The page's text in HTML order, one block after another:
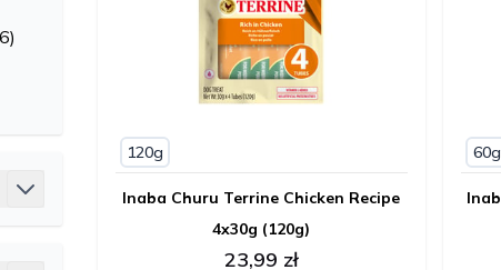
products available
)
available
available
120g
Inaba Churu Terrine Chicken Recipe
4x30g (120g)
23,99 zł
60g